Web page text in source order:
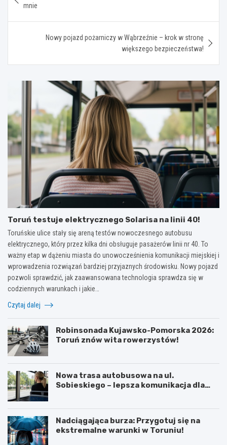
mnie
Nowy pojazd pożarniczy w Wąbrzeźnie – krok w stronę
większego bezpieczeństwa!
Toruń testuje elektrycznego Solarisa na linii 40!
Toruńskie ulice stały się areną testów nowoczesnego autobusu
elektrycznego, który przez kilka dni obsługuje pasażerów linii nr 40. To
ważny etap w dążeniu miasta do unowocześnienia komunikacji miejskiej i
wprowadzenia rozwiązań bardziej przyjaznych środowisku. Nowy pojazd
pozwoli sprawdzić, jak zaawansowana technologia sprawdza się w
codziennych warunkach i jakie…
Czytaj dalej
Robinsonada Kujawsko-Pomorska 2026:
Toruń znów wita rowerzystów!
Nowa trasa autobusowa na ul.
Sobieskiego – lepsza komunikacja dla
Nadciągająca burza: Przygotuj się na
ekstremalne warunki w Toruniu!